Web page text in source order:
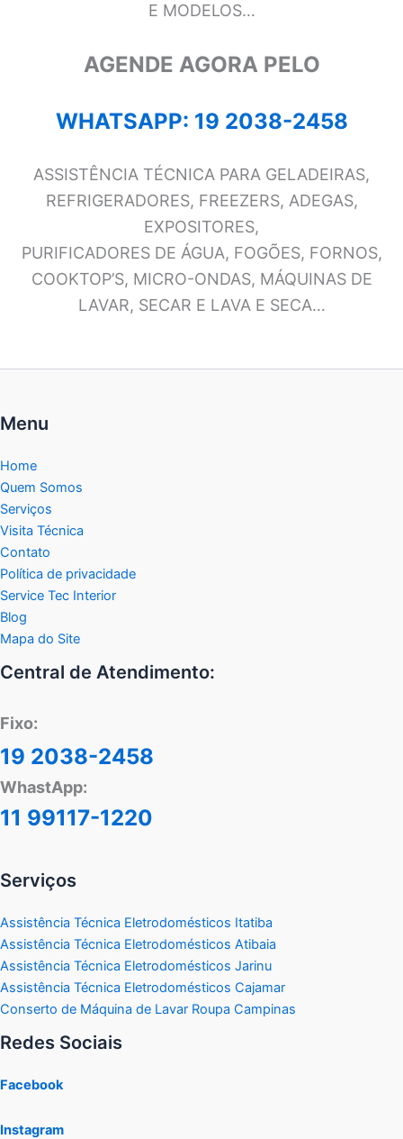
E MODELOS…
AGENDE AGORA PELO
WHATSAPP: 19 2038-2458
ASSISTÊNCIA TÉCNICA PARA GELADEIRAS,
REFRIGERADORES, FREEZERS, ADEGAS,
EXPOSITORES,
PURIFICADORES DE ÁGUA, FOGÕES, FORNOS,
COOKTOP’S, MICRO-ONDAS, MÁQUINAS DE
LAVAR, SECAR E LAVA E SECA…
Menu
Home
Quem Somos
Serviços
Visita Técnica
Contato
Política de privacidade
Service Tec Interior
Blog
Mapa do Site
Central de Atendimento:
Fixo:
19 2038-2458
WhastApp:
11 99117-1220
Serviços
Assistência Técnica Eletrodomésticos Itatiba
Assistência Técnica Eletrodomésticos Atibaia
Assistência Técnica Eletrodomésticos Jarinu
Assistência Técnica Eletrodomésticos Cajamar
Conserto de Máquina de Lavar Roupa Campinas
Redes Sociais
Facebook
Instagram